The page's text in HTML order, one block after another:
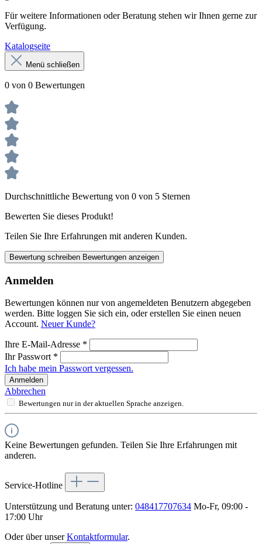
Für weitere Informationen oder Beratung stehen wir Ihnen gerne zur
Verfügung.
Katalogseite
Menü schließen
0 von 0 Bewertungen
Durchschnittliche Bewertung von 0 von 5 Sternen
Bewerten Sie dieses Produkt!
Teilen Sie Ihre Erfahrungen mit anderen Kunden.
Bewertung schreiben Bewertungen anzeigen
Anmelden
Bewertungen können nur von angemeldeten Benutzern abgegeben
werden. Bitte loggen Sie sich ein, oder erstellen Sie einen neuen
Account. Neuer Kunde?
Ihre E-Mail-Adresse *
Ihr Passwort *
Ich habe mein Passwort vergessen.
Anmelden
Abbrechen
Bewertungen nur in der aktuellen Sprache anzeigen.
Keine Bewertungen gefunden. Teilen Sie Ihre Erfahrungen mit
anderen.
Service-Hotline
Unterstützung und Beratung unter: 048417707634 Mo-Fr, 09:00 -
17:00 Uhr
Oder über unserKontaktformular.